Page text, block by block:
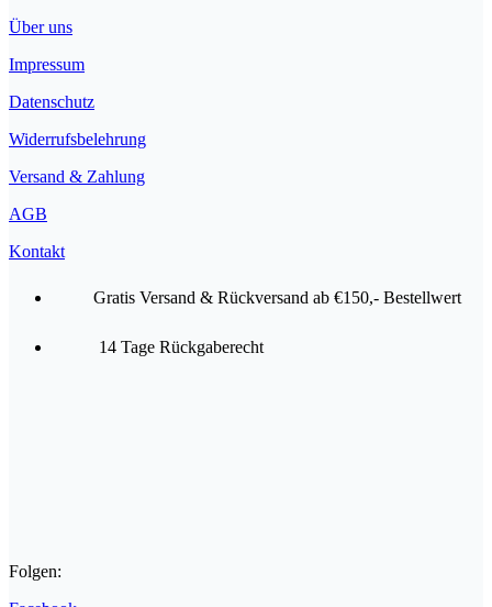
Über uns
Impressum
Datenschutz
Widerrufsbelehrung
Versand & Zahlung
AGB
Kontakt
Gratis Versand & Rückversand ab €150,- Bestellwert
14 Tage Rückgaberecht
Folgen: